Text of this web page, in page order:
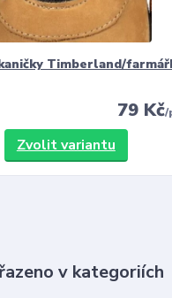
Timberland/
79 Kč/
Zvolit variantu
v kategoriích